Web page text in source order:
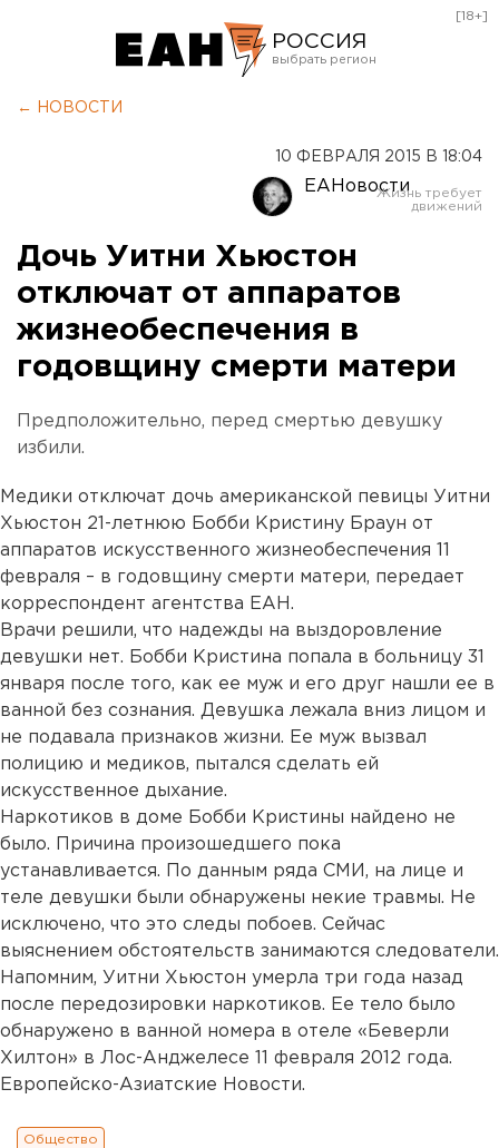
РОССИЯ
Оренбург
[18+]
← НОВОСТИ
10 ФЕВРАЛЯ 2015 В 18:04
ЕАНовости
Дочь Уитни Хьюстон
отключат от аппаратов
жизнеобеспечения в
годовщину смерти матери
Предположительно, перед смертью девушку
избили.
Медики отключат дочь американской певицы Уитни
Хьюстон 21-летнюю Бобби Кристину Браун от
аппаратов искусственного жизнеобеспечения 11
февраля – в годовщину смерти матери, передает
корреспондент агентства ЕАН.
Врачи решили, что надежды на выздоровление
девушки нет. Бобби Кристина попала в больницу 31
января после того, как ее муж и его друг нашли ее в
ванной без сознания. Девушка лежала вниз лицом и
не подавала признаков жизни. Ее муж вызвал
полицию и медиков, пытался сделать ей
искусственное дыхание.
Наркотиков в доме Бобби Кристины найдено не
было. Причина произошедшего пока
устанавливается. По данным ряда СМИ, на лице и
теле девушки были обнаружены некие травмы. Не
исключено, что это следы побоев. Сейчас
выяснением обстоятельств занимаются следователи.
Напомним, Уитни Хьюстон умерла три года назад
после передозировки наркотиков. Ее тело было
обнаружено в ванной номера в отеле «Беверли
Хилтон» в Лос-Анджелесе 11 февраля 2012 года.
Европейско-Азиатские Новости.
Общество